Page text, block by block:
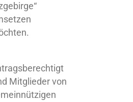
Mitglieder von